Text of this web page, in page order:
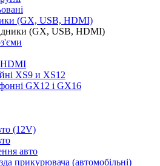
(GX, USB, HDMI)
(GX, USB, HDMI)
HDMI
XS9 и XS12
GX12 і GX16
(12V)
авто
прикурювача (автомобільні)